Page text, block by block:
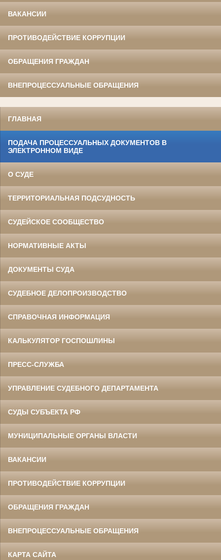
ВАКАНСИИ
ПРОТИВОДЕЙСТВИЕ КОРРУПЦИИ
ОБРАЩЕНИЯ ГРАЖДАН
ВНЕПРОЦЕССУАЛЬНЫЕ ОБРАЩЕНИЯ
ГЛАВНАЯ
ПОДАЧА ПРОЦЕССУАЛЬНЫХ ДОКУМЕНТОВ В
ЭЛЕКТРОННОМ ВИДЕ
О СУДЕ
ТЕРРИТОРИАЛЬНАЯ ПОДСУДНОСТЬ
СУДЕЙСКОЕ СООБЩЕСТВО
НОРМАТИВНЫЕ АКТЫ
ДОКУМЕНТЫ СУДА
СУДЕБНОЕ ДЕЛОПРОИЗВОДСТВО
СПРАВОЧНАЯ ИНФОРМАЦИЯ
КАЛЬКУЛЯТОР ГОСПОШЛИНЫ
ПРЕСС-СЛУЖБА
УПРАВЛЕНИЕ СУДЕБНОГО ДЕПАРТАМЕНТА
СУДЫ СУБЪЕКТА РФ
МУНИЦИПАЛЬНЫЕ ОРГАНЫ ВЛАСТИ
ВАКАНСИИ
ПРОТИВОДЕЙСТВИЕ КОРРУПЦИИ
ОБРАЩЕНИЯ ГРАЖДАН
ВНЕПРОЦЕССУАЛЬНЫЕ ОБРАЩЕНИЯ
КАРТА САЙТА